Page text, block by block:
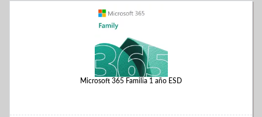
Microsoft 365 Familia 1 año ESD